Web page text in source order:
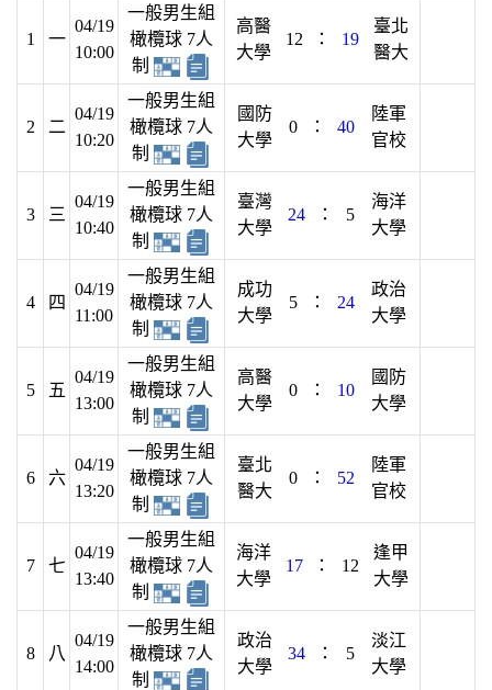
1 一
04/19
10:00
一般男生組
橄欖球 7人
制
高醫
大學
12 ： 19
臺北
醫大
2 二
04/19
10:20
一般男生組
橄欖球 7人
制
國防
大學
0 ： 40
陸軍
官校
3 三
04/19
10:40
一般男生組
橄欖球 7人
制
臺灣
大學
24 ： 5
海洋
大學
4 四
04/19
11:00
一般男生組
橄欖球 7人
制
成功
大學
5 ： 24
政治
大學
5 五
04/19
13:00
一般男生組
橄欖球 7人
制
高醫
大學
0 ： 10
國防
大學
6 六
04/19
13:20
一般男生組
橄欖球 7人
制
臺北
醫大
0 ： 52
陸軍
官校
7 七
04/19
13:40
一般男生組
橄欖球 7人
制
海洋
大學
17 ： 12
逢甲
大學
8 八
04/19
14:00
一般男生組
橄欖球 7人
制
政治
大學
34 ： 5
淡江
大學